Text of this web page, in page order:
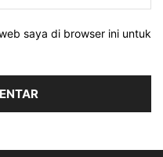
saya di browser ini untuk